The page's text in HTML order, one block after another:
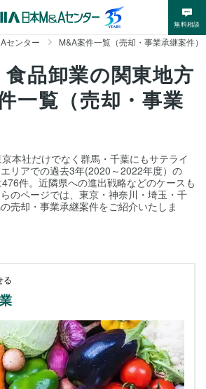
無料相談
センター M&A案件一覧（売却・事業承継案件）
食品卸業の関東地方
一覧（売却・事業
本社だけでなく群馬・千葉にもサテライ
リアでの過去3年(2020～2022年度）の
件。近隣県への進出戦略などのケースも
のページでは、東京・神奈川・埼玉・千
売却・事業承継案件をご紹介いたしま
る